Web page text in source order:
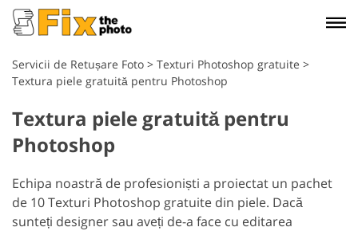
Servicii de Retușare Foto > Texturi Photoshop gratuite >
Textura piele gratuită pentru Photoshop
Textura piele gratuită pentru
Photoshop
Echipa noastră de profesioniști a proiectat un pachet
de 10 Texturi Photoshop gratuite din piele. Dacă
sunteți designer sau aveți de-a face cu editarea